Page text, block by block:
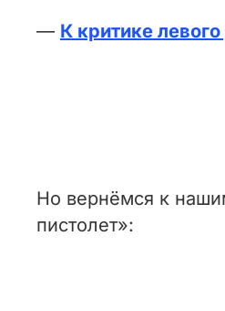
— К критике
Но вернёмся к
пистолет»: